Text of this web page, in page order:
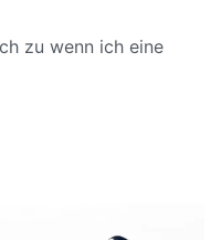
zu wenn ich eine